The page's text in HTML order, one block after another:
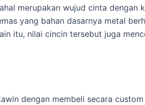
merupakan wujud cinta dengan
yang bahan dasarnya metal
itu, nilai cincin tersebut juga
dengan membeli secara